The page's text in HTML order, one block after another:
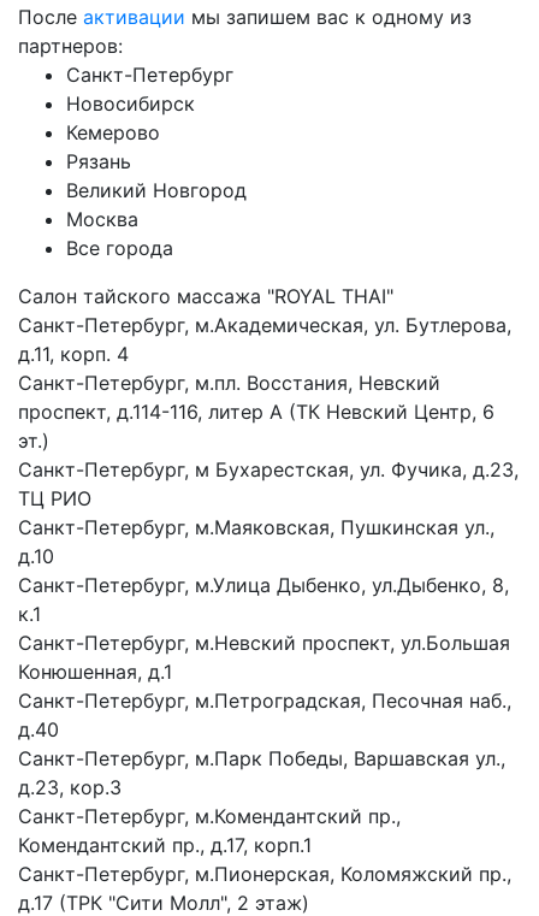
После активации мы запишем вас к одному из
партнеров:
Санкт-Петербург
Новосибирск
Кемерово
Рязань
Великий Новгород
Москва
Все города
Салон тайского массажа "ROYAL THAI"
Санкт-Петербург, м.Академическая, ул. Бутлерова,
д.11, корп. 4
Санкт-Петербург, м.пл. Восстания, Невский
проспект, д.114-116, литер А (ТК Невский Центр, 6
эт.)
Санкт-Петербург, м Бухарестская, ул. Фучика, д.23,
ТЦ РИО
Санкт-Петербург, м.Маяковская, Пушкинская ул.,
д.10
Санкт-Петербург, м.Улица Дыбенко, ул.Дыбенко, 8,
к.1
Санкт-Петербург, м.Невский проспект, ул.Большая
Конюшенная, д.1
Санкт-Петербург, м.Петроградская, Песочная наб.,
д.40
Санкт-Петербург, м.Парк Победы, Варшавская ул.,
д.23, кор.3
Санкт-Петербург, м.Комендантский пр.,
Комендантский пр., д.17, корп.1
Санкт-Петербург, м.Пионерская, Коломяжский пр.,
д.17 (ТРК "Сити Молл", 2 этаж)